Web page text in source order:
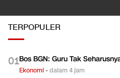
TERPOPULER
01Bos BGN: Guru Tak
Ekonomi •dalam 4 jam